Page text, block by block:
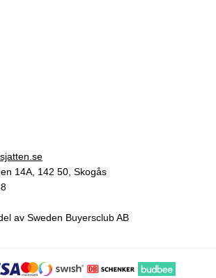
14A, 142 50, Skogås
av Sweden Buyersclub AB